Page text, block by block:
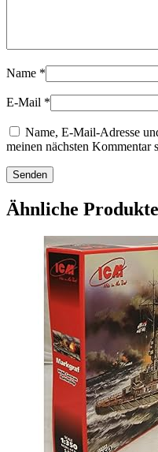
Name *
E-Mail *
Name, E-Mail-Adresse
meinen nächsten Kommentar
Ähnliche Produkte